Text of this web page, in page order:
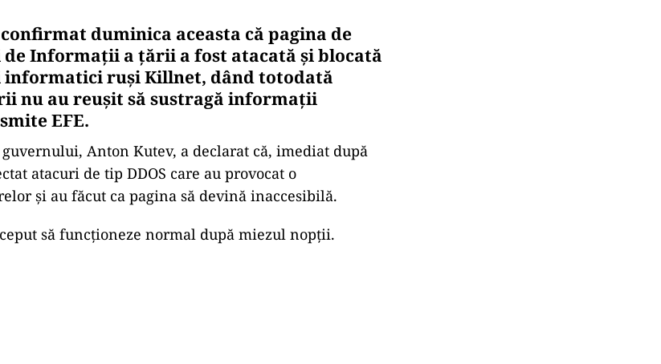
duminica aceasta că pagina de
Informaţii a ţării a fost atacată şi blocată
ruşi Killnet, dând totodată
nu au reuşit să sustragă informaţii
EFE.
Anton Kutev, a declarat că, imediat după
atacuri de tip DDOS care au provocat o
şi au făcut ca pagina să devină inaccesibilă.
să funcţioneze normal după miezul nopţii.